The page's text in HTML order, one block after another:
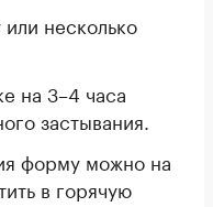
несколько
на 3–4 часа
застывания.
форму можно на
в горячую